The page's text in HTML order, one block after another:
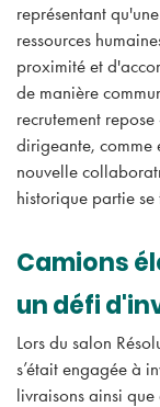
représentant
ressources
proximité et
de manière
recrutement
dirigeante, comme
nouvelle
historique partie
Camions
un défi
Lors du salon
s’était engagée à
livraisons ainsi